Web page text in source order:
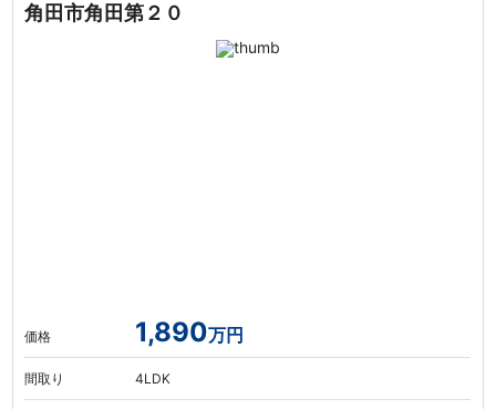
角田市角田第２０
価格 1,890万円
間取り 4LDK